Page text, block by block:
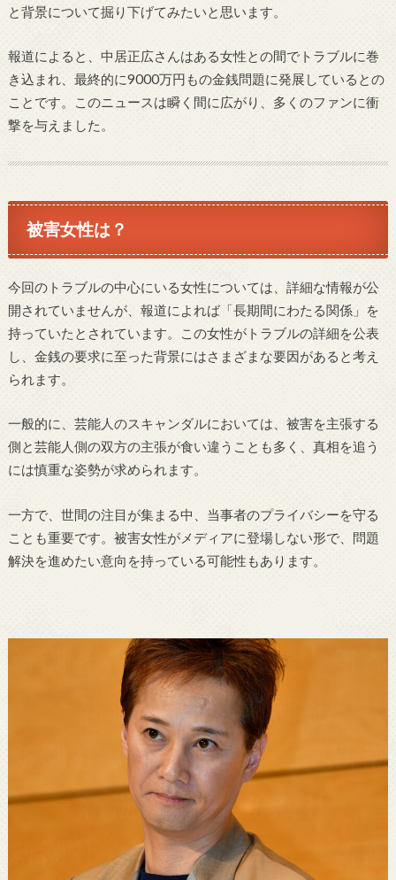
と背景について掘り下げてみたいと思います。
報道によると、中居正広さんはある女性との間でトラブルに巻
き込まれ、最終的に9000万円もの金銭問題に発展しているとの
ことです。このニュースは瞬く間に広がり、多くのファンに衝
撃を与えました。
被害女性は？
今回のトラブルの中心にいる女性については、詳細な情報が公
開されていませんが、報道によれば「長期間にわたる関係」を
持っていたとされています。この女性がトラブルの詳細を公表
し、金銭の要求に至った背景にはさまざまな要因があると考え
られます。
一般的に、芸能人のスキャンダルにおいては、被害を主張する
側と芸能人側の双方の主張が食い違うことも多く、真相を追う
には慎重な姿勢が求められます。
一方で、世間の注目が集まる中、当事者のプライバシーを守る
ことも重要です。被害女性がメディアに登場しない形で、問題
解決を進めたい意向を持っている可能性もあります。